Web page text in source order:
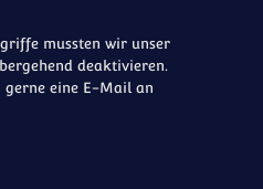
mussten wir unser
deaktivieren.
gerne eine E-Mail an